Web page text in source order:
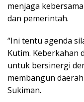
menjaga
dan pemerintah.
“Ini tentu agenda
Kutim. Keberkahan
untuk bersinergi
membangun
Sukiman.